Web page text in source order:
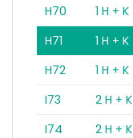
H70
1 H + K
H71
1 H + K
H72
1 H + K
I73
2 H + K
I74
2 H + K